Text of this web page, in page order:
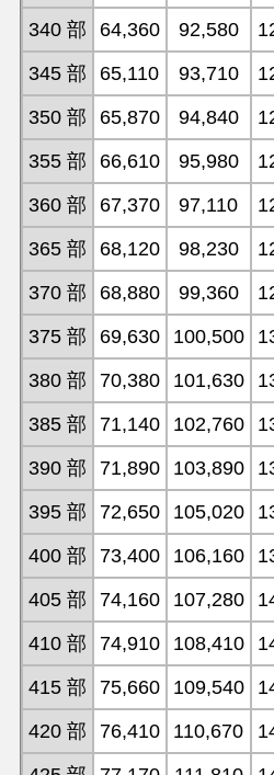
340 部
64,360 92,580
345 部
65,110 93,710
350 部
65,870 94,840
355 部
66,610 95,980
360 部
67,370 97,110
365 部
68,120 98,230
370 部
68,880 99,360
375 部
69,630 100,500
380 部
70,380 101,630
385 部
71,140 102,760
390 部
71,890 103,890
395 部
72,650 105,020
400 部
73,400 106,160
405 部
74,160 107,280
410 部
74,910 108,410
415 部
75,660 109,540
420 部
76,410 110,670